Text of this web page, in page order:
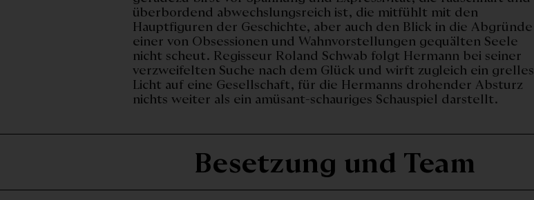
überbordend abwechslungsreich ist, die mitfühlt mit den
Hauptfiguren der Geschichte, aber auch den Blick in die Abgründe
einer von Obsessionen und Wahnvorstellungen gequälten Seele
nicht scheut. Regisseur Roland Schwab folgt Hermann bei seiner
verzweifelten Suche nach dem Glück und wirft zugleich ein grelles
Licht auf eine Gesellschaft, für die Hermanns drohender Absturz
nichts weiter als ein amüsant-schauriges Schauspiel darstellt.
Besetzung und Team